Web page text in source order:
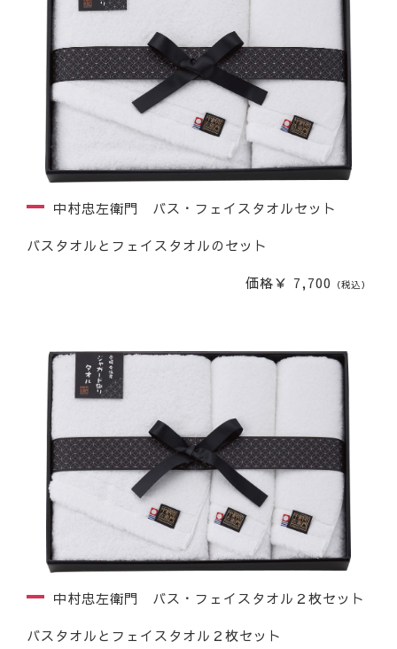
中村忠左衛門 バス・フェイスタオルセット
バスタオルとフェイスタオルのセット
価格￥ 7,700 （税込）
中村忠左衛門 バス・フェイスタオル２枚セット
バスタオルとフェイスタオル２枚セット